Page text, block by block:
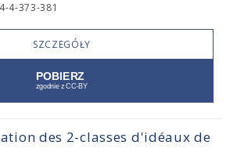
4-373-381
SZCZEGÓŁY
des 2-classes d'idéaux de